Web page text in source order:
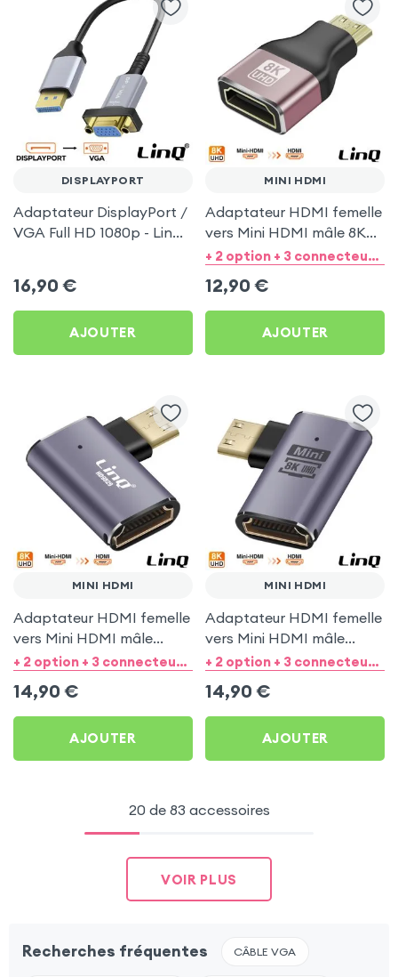
DISPLAYPORT
Adaptateur DisplayPort /
VGA Full HD 1080p - LinQ
16,90 €
AJOUTER
MINI HDMI
Adaptateur HDMI femelle
vers Mini HDMI mâle 8K
UHD - LinQ
+ 2 option + 3 connecteurs de sortie
12,90 €
AJOUTER
MINI HDMI
Adaptateur HDMI femelle
vers Mini HDMI mâle
coudé à gauche 8K UHD -+ 2 option + 3 connecteurs de sortie
14,90 €
AJOUTER
MINI HDMI
Adaptateur HDMI femelle
vers Mini HDMI mâle
coudé à droite 8K UHD -+ 2 option + 3 connecteurs de sortie
14,90 €
AJOUTER
20 de 83 accessoires
VOIR PLUS
Recherches fréquentes CÂBLE VGA